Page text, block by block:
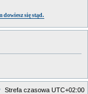
dowiesz się stąd.
Strefa czasowa UTC+02:00